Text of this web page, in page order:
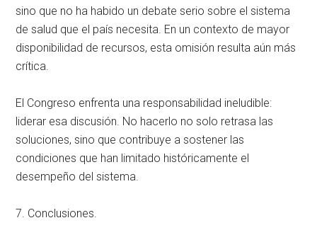
sino que no ha habido un debate serio sobre el sistema
de salud que el país necesita. En un contexto de mayor
disponibilidad de recursos, esta omisión resulta aún más
crítica.
El Congreso enfrenta una responsabilidad ineludible:
liderar esa discusión. No hacerlo no solo retrasa las
soluciones, sino que contribuye a sostener las
condiciones que han limitado históricamente el
desempeño del sistema.
7. Conclusiones.